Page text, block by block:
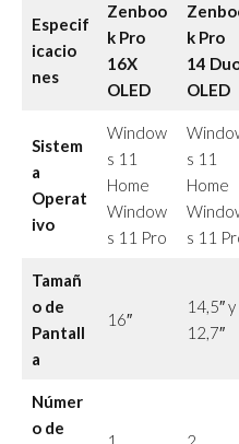
Especif
icacio
nes
Zenboo
k Pro
16X
OLED
k Pro
14
OLED
Sistem
a
Operat
ivo
Window
s 11
Home
Window
s 11 Pro
s 11
Home
s 11
Tamañ
o de
Pantall
a
16″
14,5″ y
12,7″
Númer
o de